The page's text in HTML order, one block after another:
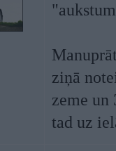
ziņā
zeme
tad uz